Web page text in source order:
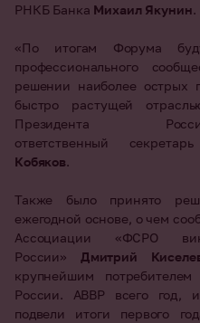
РНКБ Банка Михаил Якунин.
«По итогам Форума
профессионального
решении наиболее острых
быстро растущей
Президента
ответственный
Кобяков.
Также было принято
ежегодной основе, о чем
Ассоциации «ФСРО
России» Дмитрий
крупнейшим
России. АВВР всего год,
подвели итоги первого